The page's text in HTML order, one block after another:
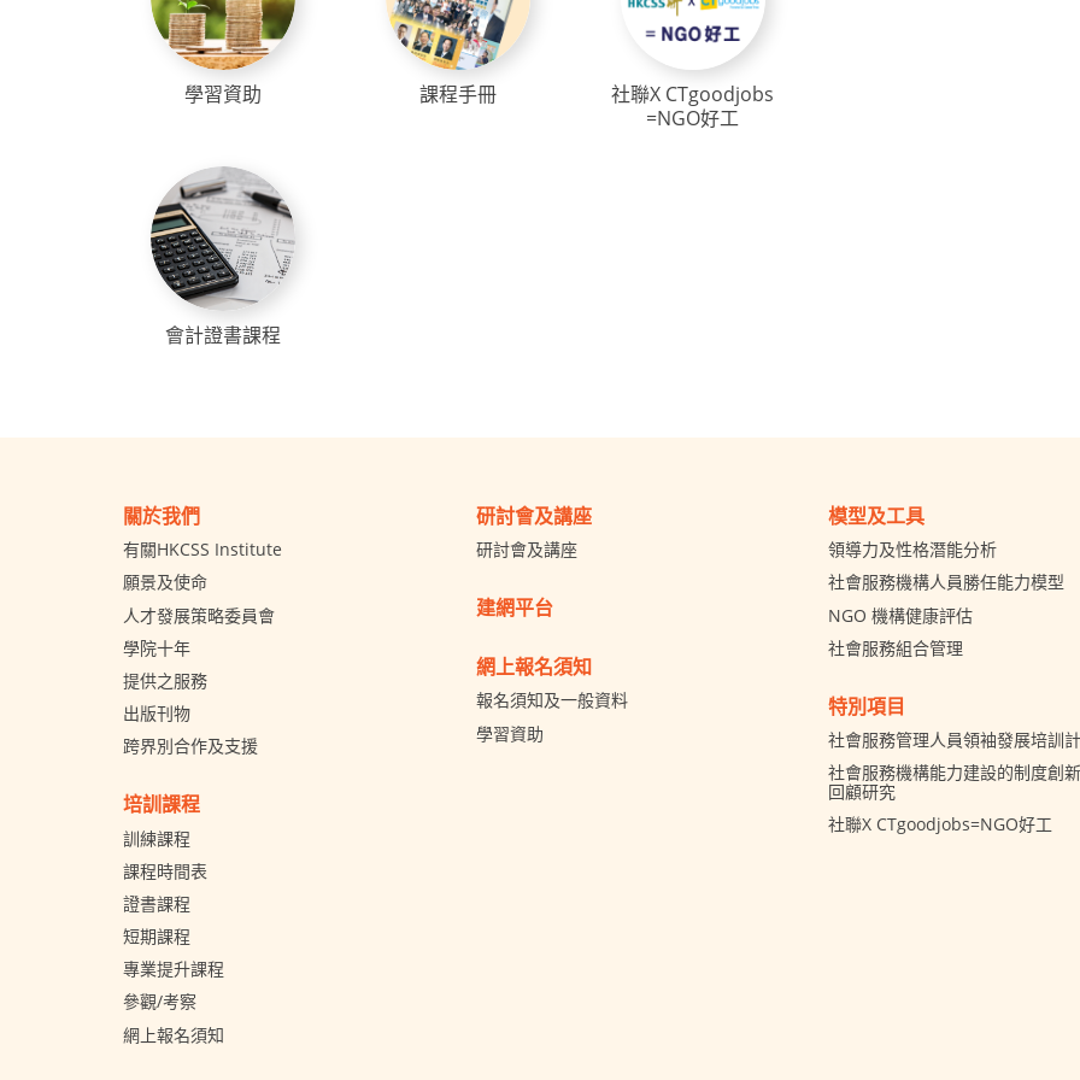
學習資助 課程手冊
社聯X CTgoodjobs
=NGO好工
會計證書課程
關於我們
有關HKCSS Institute
願景及使命
人才發展策略委員會
學院十年
提供之服務
出版刊物
跨界別合作及支援
培訓課程
訓練課程
課程時間表
證書課程
短期課程
專業提升課程
參觀/考察
網上報名須知
研討會及講座
研討會及講座
建網平台
網上報名須知
報名須知及一般資料
學習資助
模型及工具
領導力及性格潛能分析
社會服務機構人員勝任能力模型
NGO 機構健康評估
社會服務組合管理
特別項目
社會服務管理人員領袖發展培訓
社會服務機構能力建設的制度創
回顧研究
社聯X CTgoodjobs=NGO好工